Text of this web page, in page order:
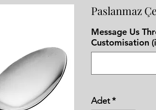
Paslanmaz
Message Us
Customisation
Adet*